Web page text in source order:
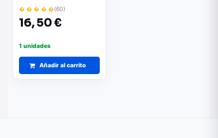
12Vdc/ac 3/220Vac ON-
(ON)
� � � � �(60)
16,50 €
1 unidades
Añadir al carrito